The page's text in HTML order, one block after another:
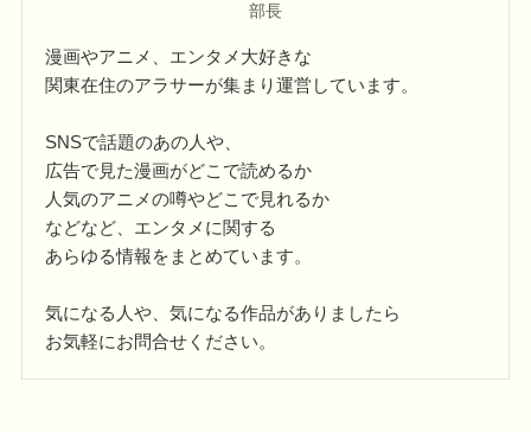
部長
漫画やアニメ、エンタメ大好きな
関東在住のアラサーが集まり運営しています。
SNSで話題のあの人や、
広告で見た漫画がどこで読めるか
人気のアニメの噂やどこで見れるか
などなど、エンタメに関する
あらゆる情報をまとめています。
気になる人や、気になる作品がありましたら
お気軽にお問合せください。